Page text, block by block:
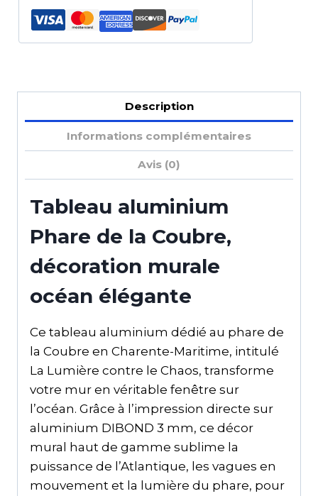
Description
Informations complémentaires
Avis (0)
Tableau aluminium
Phare de la Coubre,
décoration murale
océan élégante
Ce tableau aluminium dédié au phare de
la Coubre en Charente-Maritime, intitulé
La Lumière contre le Chaos, transforme
votre mur en véritable fenêtre sur
l’océan. Grâce à l’impression directe sur
aluminium DIBOND 3 mm, ce décor
mural haut de gamme sublime la
puissance de l’Atlantique, les vagues en
mouvement et la lumière du phare, pour